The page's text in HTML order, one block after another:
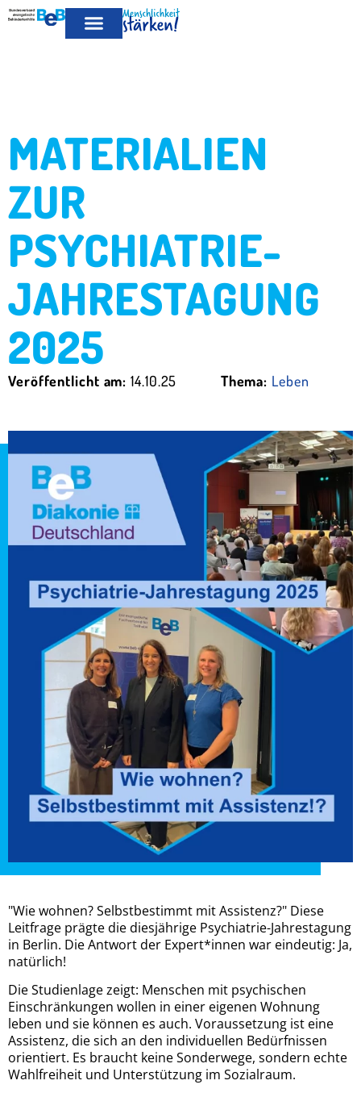
MITGLIED
MATERIALIEN
ZUR
PSYCHIATRIE-
JAHRESTAGUNG
2025
Veröffentlicht am:14.10.25 Thema: Leben
"Wie wohnen? Selbstbestimmt mit Assistenz?" Diese
Leitfrage prägte die diesjährige Psychiatrie-Jahrestagung
in Berlin. Die Antwort der Expert*innen war eindeutig: Ja,
natürlich!
Die Studienlage zeigt: Menschen mit psychischen
Einschränkungen wollen in einer eigenen Wohnung
leben und sie können es auch. Voraussetzung ist eine
Assistenz, die sich an den individuellen Bedürfnissen
orientiert. Es braucht keine Sonderwege, sondern echte
Wahlfreiheit und Unterstützung im Sozialraum.